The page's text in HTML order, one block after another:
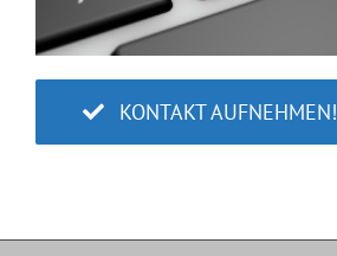
KONTAKT AUFNEHMEN!